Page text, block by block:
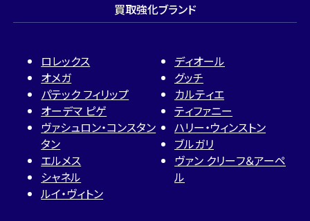
買取強化ブランド
ロレックス
オメガ
パテック フィリップ
オーデマ ピゲ
ヴァシュロン・コンスタン
タン
エルメス
シャネル
ルイ・ヴィトン
ディオール
グッチ
カルティエ
ティファニー
ハリー・ウィンストン
ブルガリ
ヴァン クリーフ＆アーペ
ル